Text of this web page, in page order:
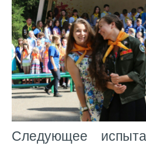
Следующее